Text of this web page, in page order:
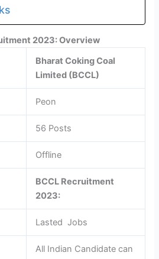
2023: Overview
Bharat Coking Coal
Limited (BCCL)
Peon
56 Posts
Offline
BCCL Recruitment
2023:
Lasted Jobs
All Indian Candidate can